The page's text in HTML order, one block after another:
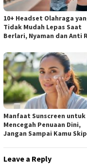
10+ Headset Olahraga
Tidak Mudah Lepas Saat
Berlari, Nyaman dan Anti
Manfaat Sunscreen untuk
Mencegah Penuaan Dini,
Jangan Sampai Kamu
Leave a Reply